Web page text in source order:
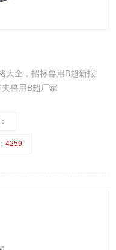
大全，招标兽用B超新报
兽用B超厂家
4259